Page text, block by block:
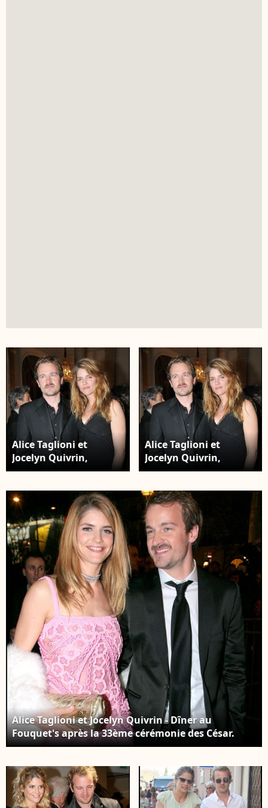
Alice Taglioni et
Jocelyn Quivrin,
lauréat du prix Patrick
prix Romy Schneider et
Patrick Dewaere "Les
espoirs du cinéma
français" à l'hôtel
Royal Monceau à Paris.
RINDOFF-GUIREC /
BESTIMAGE
Alice Taglioni et
Jocelyn Quivrin,
lauréat du prix Patrick
prix Romy Schneider et
Patrick Dewaere "Les
espoirs du cinéma
français" à l'hôtel
Royal Monceau à Paris.
RINDOFF-GUIREC /
BESTIMAGE
Alice Taglioni et Jocelyn Quivrin - Dîner au
Fouquet's après la 33ème cérémonie des César.
RINDOFF-BORDE / BESTIMAGE